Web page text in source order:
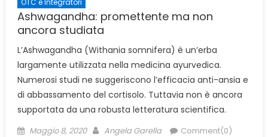
Ashwagandha: promettente ma non
ancora studiata
L’Ashwagandha (Withania somnifera) è un’erba
largamente utilizzata nella medicina ayurvedica.
Numerosi studi ne suggeriscono l’efficacia anti-ansia e
di abbassamento del cortisolo. Tuttavia non è ancora
supportata da una robusta letteratura scientifica.
Posted
Maggio 8, 2020 Author
Angela Garella Comment(0)